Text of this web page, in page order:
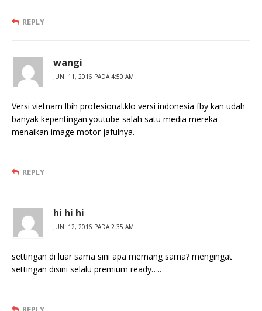
REPLY
wangi
JUNI 11, 2016 PADA 4:50 AM
Versi vietnam lbih profesional.klo versi indonesia fby kan udah
banyak kepentingan.youtube salah satu media mereka
menaikan image motor jafulnya.
REPLY
hi hi hi
JUNI 12, 2016 PADA 2:35 AM
settingan di luar sama sini apa memang sama? mengingat
settingan disini selalu premium ready…..